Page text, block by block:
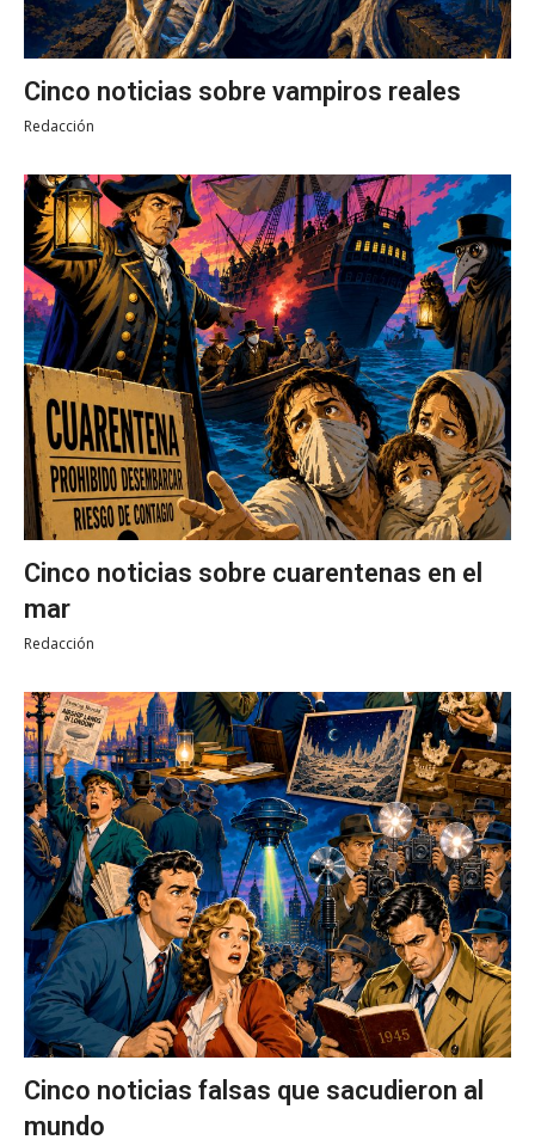
Cinco noticias sobre vampiros reales
Redacción
Cinco noticias sobre cuarentenas en el
mar
Redacción
Cinco noticias falsas que sacudieron al
mundo